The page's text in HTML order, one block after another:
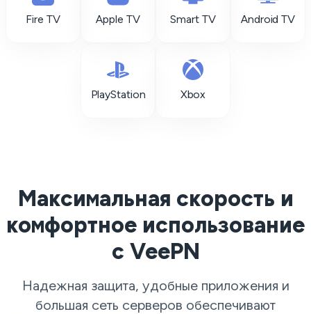
Fire TV Apple TV Smart TV Android TV
PlayStation Xbox
Максимальная скорость и
комфортное использование
с VeePN
Надежная защита, удобные приложения и
большая сеть серверов обеспечивают